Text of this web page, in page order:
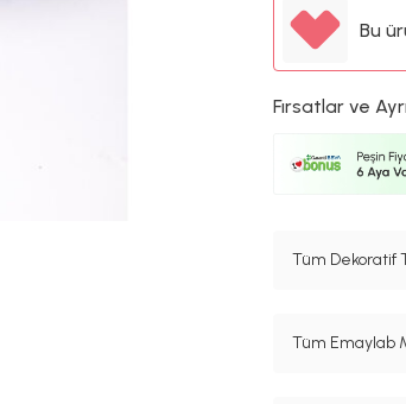
Bu
Fırsatlar ve
Tüm Dekoratif
Tüm Emaylab